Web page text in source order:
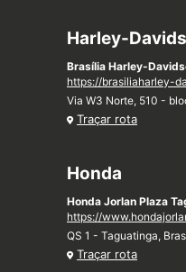
Harley-
Brasília Harley-
https://brasiliaharley-
Via W3 Norte, 510 -
Traçar rota
Honda
Honda Jorlan Plaza
https://
QS 1 - Taguatinga,
Traçar rota